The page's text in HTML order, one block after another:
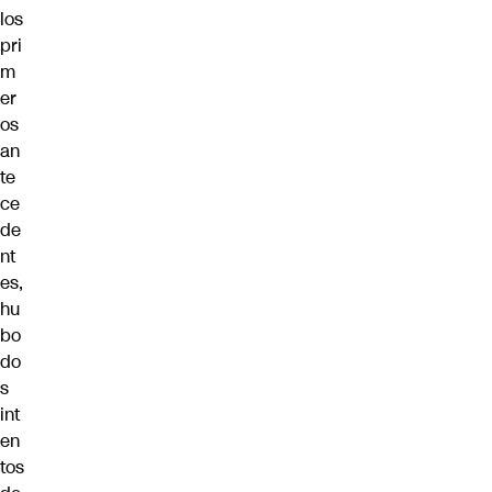
los
pri
m
er
os
an
te
ce
de
nt
es,
hu
bo
do
s
int
en
tos